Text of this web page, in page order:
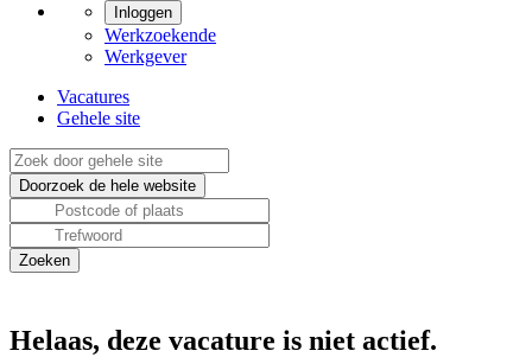
Inloggen
Werkzoekende
Werkgever
Vacatures
Gehele site
Helaas, deze vacature is niet actief.